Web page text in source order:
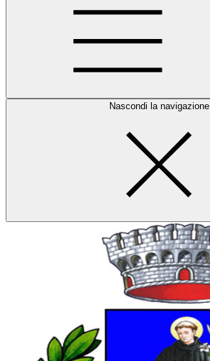
Nascondi la navigazione